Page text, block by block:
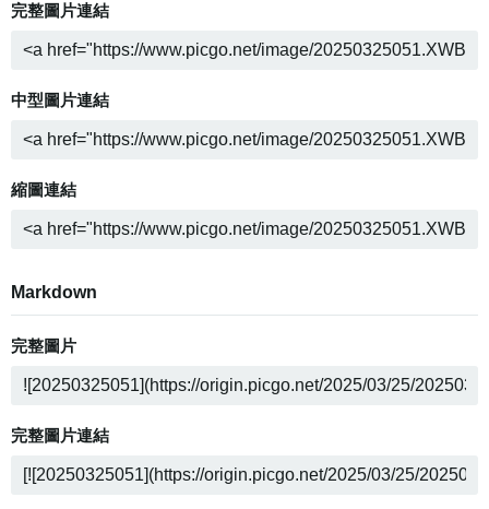
完整圖片連結
中型圖片連結
縮圖連結
Markdown
完整圖片
完整圖片連結